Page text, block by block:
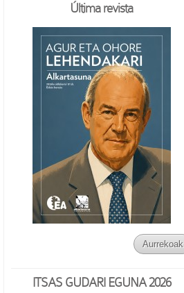
Última revista
Aurrekoak
ITSAS GUDARI EGUNA 2026